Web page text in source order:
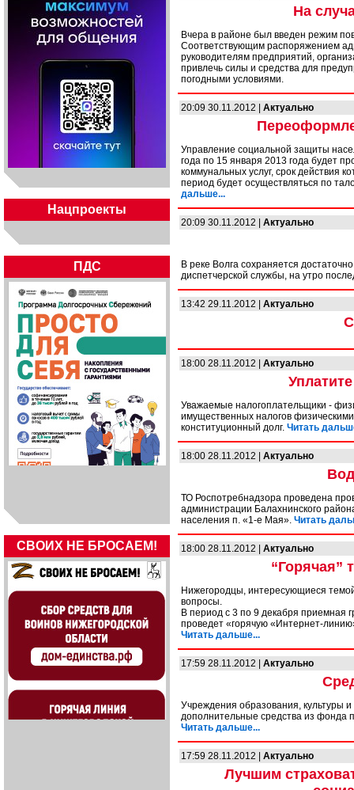
Нацпроекты
ПДС
СВОИХ НЕ БРОСАЕМ!
На
Вчера в районе был введен режим
Соответствующим распоряжением
руководителям предприятий,
привлечь силы и средства для
погодными условиями.
20:09 30.11.2012 | Актуально
Управление социальной защиты
года по 15 января 2013 года будет
коммунальных услуг, срок действия
период будет осуществляться по
дальше...
20:09 30.11.2012 | Актуально
В реке Волга сохраняется
диспетчерской службы, на утро
13:42 29.11.2012 | Актуально
18:00 28.11.2012 | Актуально
Уважаемые налогоплательщики -
имущественных налогов
конституционный долг. Читать
18:00 28.11.2012 | Актуально
ТО Роспотребнадзора проведена
администрации Балахнинского
населения п. «1-е Мая». Читать
18:00 28.11.2012 | Актуально
“Горячая”
Нижегородцы, интересующиеся
вопросы.
В период с 3 по 9 декабря приемная
проведет «горячую «Интернет-
Читать дальше...
17:59 28.11.2012 | Актуально
Учреждения образования, культуры
дополнительные средства из фонда
Читать дальше...
17:59 28.11.2012 | Актуально
Лучшим